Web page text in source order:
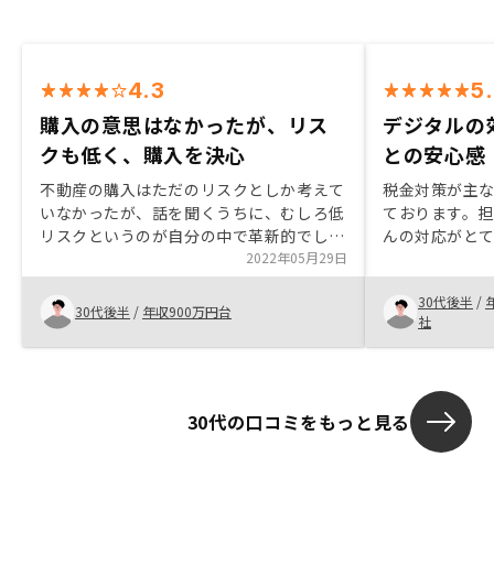
4.3
購入の意思はなかったが、リス
クも低く、購入を決心
不動産の購入はただのリスクとしか考えて
いなかったが、話を聞くうちに、むしろ低
リスクというのが自分の中で革新的でし
た。 過去の事例（リーマンショック、コ
ロナショック）を交えて、株価は暴落した
ものの家賃は変わらないというのが、賃貸
にするものとしては一番説得力がありまし
た。私のように北海道の人間にとって、全
がつきませんので、その辺りがもう一工夫
2022年05月29日
30代後半 / 年収900万円台
デジタルの
との安心感
税金対策が主
ております。
んの対応がと
極力全てがオ
っていること
ら、スムーズ
た。
30代後半 /
社
30代の口コミをもっと見る